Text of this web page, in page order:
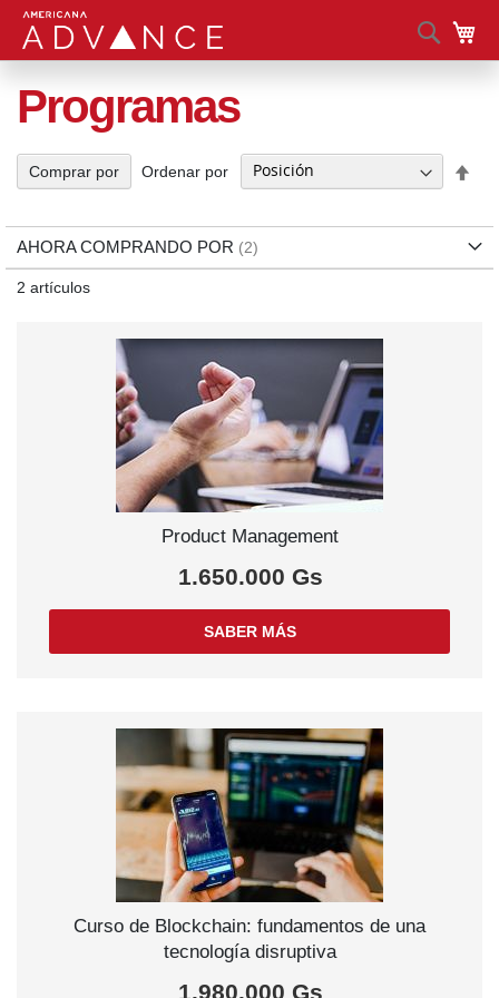
Buscar
Programas
2 artículos
Ordenar por
Product Management
1.650.000 Gs
SABER MÁS
Curso de Blockchain: fundamentos de una
tecnología disruptiva
1.980.000 Gs
Comprar por
AHORA COMPRANDO POR